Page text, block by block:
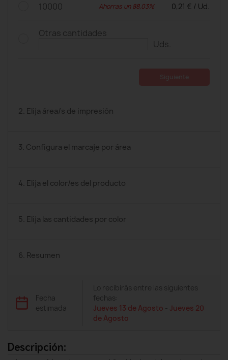
10000 Ahorras un 88,03% 0,21 € / Ud.
Otras cantidades
Uds.
2. Elija área/s de impresión
3. Configura el marcaje por área
4. Elija el color/es del producto
5. Elija las cantidades por color
6. Resumen
Fecha
estimada
Lo recibirás entre las siguientes
fechas:
Jueves 13 de Agosto - Jueves 20
de Agosto
Descripción: